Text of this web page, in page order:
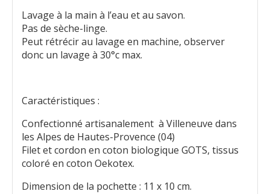
Lavage à la main à l’eau et au savon.
Pas de sèche-linge.
Peut rétrécir au lavage en machine, observer
donc un lavage à 30°c max.
Caractéristiques :
Confectionné artisanalement à Villeneuve dans
les Alpes de Hautes-Provence (04)
Filet et cordon en coton biologique GOTS, tissus
coloré en coton Oekotex.
Dimension de la pochette : 11 x 10 cm.